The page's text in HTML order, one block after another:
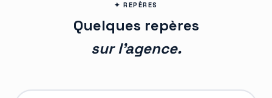
✦ REPÈRES
Quelques repères
sur l'agence.